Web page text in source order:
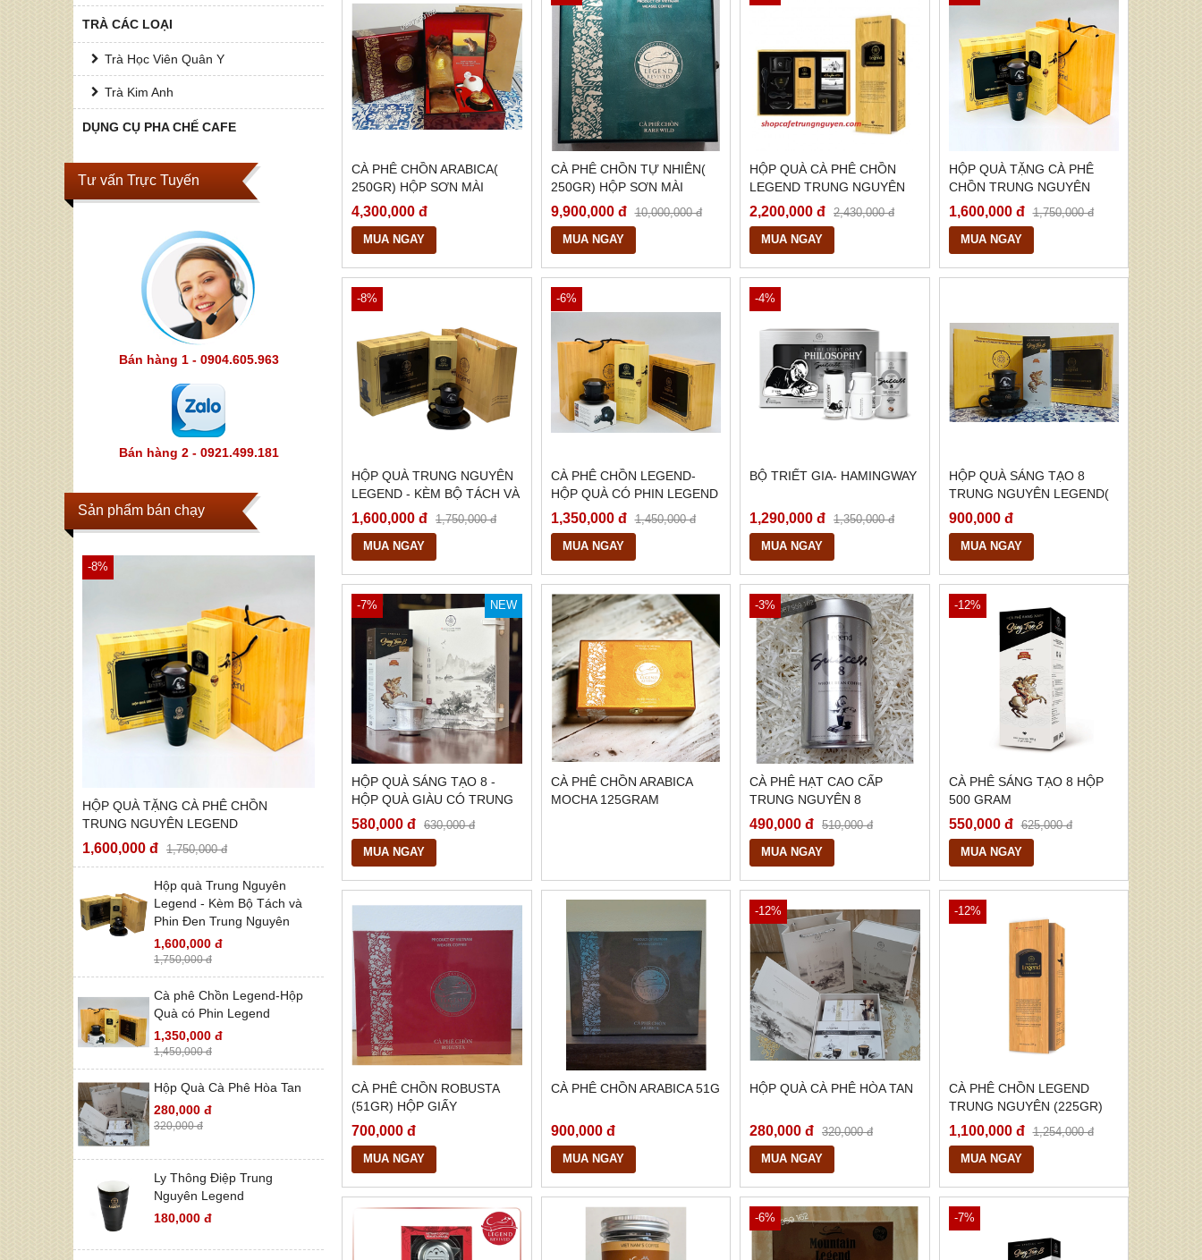
TRÀ CÁC LOẠI
Trà Học Viên Quân Y
Trà Kim Anh
DỤNG CỤ PHA CHẾ CAFE
Tư vấn Trực Tuyến
Bán hàng 1 - 0904.605.963
Bán hàng 2 - 0921.499.181
Sản phẩm bán chạy
-8%
HỘP QUÀ TẶNG CÀ PHÊ CHỒN
TRUNG NGUYÊN LEGEND
1,600,000 đ 1,750,000 đ
Hộp quà Trung Nguyên
Legend - Kèm Bộ Tách và
Phin Đen Trung Nguyên
1,600,000 đ
1,750,000 đ
Cà phê Chồn Legend-Hộp
Quà có Phin Legend
1,350,000 đ
1,450,000 đ
Hộp Quà Cà Phê Hòa Tan
280,000 đ
320,000 đ
Ly Thông Điệp Trung
Nguyên Legend
180,000 đ
CÀ PHÊ CHỒN ARABICA(
250GR) HỘP SƠN MÀI
4,300,000 đ
MUA NGAY
CÀ PHÊ CHỒN TỰ NHIÊN(
250GR) HỘP SƠN MÀI
ĐẲNG CẤP
9,900,000 đ 10,000,000 đ
MUA NGAY
HỘP QUÀ CÀ PHÊ CHỒN
LEGEND TRUNG NGUYÊN
2,200,000 đ 2,430,000 đ
MUA NGAY
HỘP QUÀ TẶNG CÀ PHÊ
CHỒN TRUNG NGUYÊN
LEGEND
1,600,000 đ 1,750,000 đ
MUA NGAY
-8%
HỘP QUÀ TRUNG NGUYÊN
LEGEND - KÈM BỘ TÁCH VÀ
PHIN ĐEN TRUNG NGUYÊN
1,600,000 đ 1,750,000 đ
MUA NGAY
-6%
CÀ PHÊ CHỒN LEGEND-
HỘP QUÀ CÓ PHIN LEGEND
1,350,000 đ 1,450,000 đ
MUA NGAY
-4%
BỘ TRIẾT GIA- HAMINGWAY
1,290,000 đ 1,350,000 đ
MUA NGAY
HỘP QUÀ SÁNG TẠO 8
TRUNG NGUYÊN LEGEND(
KÈM CỐC VÀ PHIN)
900,000 đ
MUA NGAY
-7% NEW
HỘP QUÀ SÁNG TẠO 8 -
HỘP QUÀ GIÀU CÓ TRUNG
NGUYÊN
580,000 đ 630,000 đ
MUA NGAY
CÀ PHÊ CHỒN ARABICA
MOCHA 125GRAM
-3%
CÀ PHÊ HẠT CAO CẤP
TRUNG NGUYÊN 8
340GRAM
490,000 đ 510,000 đ
MUA NGAY
-12%
CÀ PHÊ SÁNG TẠO 8 HỘP
500 GRAM
550,000 đ 625,000 đ
MUA NGAY
CÀ PHÊ CHỒN ROBUSTA
(51GR) HỘP GIẤY
700,000 đ
MUA NGAY
CÀ PHÊ CHỒN ARABICA 51G
900,000 đ
MUA NGAY
-12%
HỘP QUÀ CÀ PHÊ HÒA TAN
280,000 đ 320,000 đ
MUA NGAY
-12%
CÀ PHÊ CHỒN LEGEND
TRUNG NGUYÊN (225GR)
1,100,000 đ 1,254,000 đ
MUA NGAY
-6% -7%